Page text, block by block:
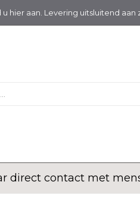
hier aan. Levering uitsluitend aan
direct contact met